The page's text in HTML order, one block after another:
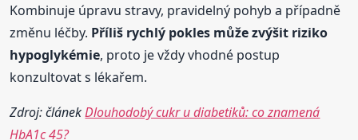
Kombinuje úpravu stravy, pravidelný pohyb a případně
změnu léčby. Příliš rychlý pokles může zvýšit riziko
hypoglykémie, proto je vždy vhodné postup
konzultovat s lékařem.
Zdroj: článekDlouhodobý cukr u diabetiků: co znamená
HbA1c 45?